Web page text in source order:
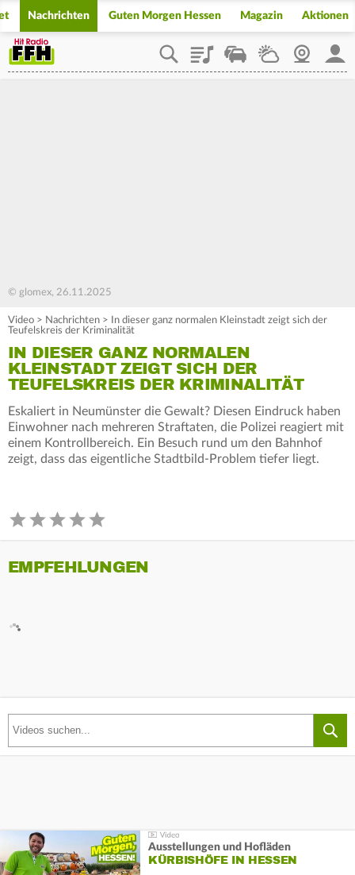
Nachrichten Guten Morgen Hessen Magazin Aktionen
PlaylistStaupilotWetterWebcam
© glomex, 26.11.2025
Video > Nachrichten >
In dieser ganz normalen Kleinstadt zeigt sich der
Teufelskreis der Kriminalität
IN DIESER GANZ NORMALEN
KLEINSTADT ZEIGT SICH DER
TEUFELSKREIS DER KRIMINALITÄT
Eskaliert in Neumünster die Gewalt? Diesen Eindruck haben
Einwohner nach mehreren Straftaten, die Polizei reagiert mit
einem Kontrollbereich. Ein Besuch rund um den Bahnhof
zeigt, dass das eigentliche Stadtbild-Problem tiefer liegt.
EMPFEHLUNGEN
Ausstellungen und Hofläden
KÜRBISHÖFE IN HESSEN